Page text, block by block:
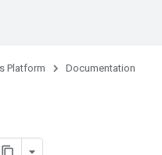
Platform
Documentation